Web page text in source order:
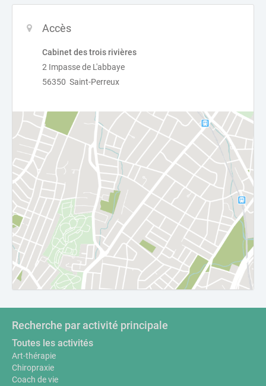
Accès
Cabinet des trois rivières
2 Impasse de L'abbaye
56350 Saint-Perreux
Recherche par activité principale
Toutes les activités
Art-thérapie
Chiropraxie
Coach de vie